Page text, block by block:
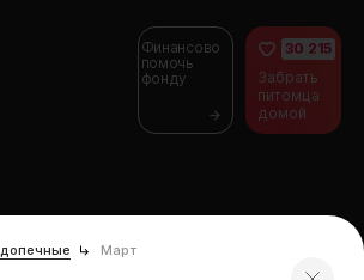
Финансово
помочь
фонду
30 215
Забрать
питомца
домой
Март